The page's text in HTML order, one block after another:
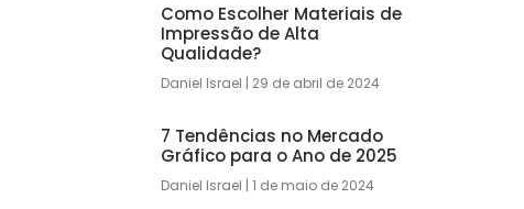
Como Escolher Materiais de
Impressão de Alta
Qualidade?
Daniel Israel 29 de abril de 2024
7 Tendências no Mercado
Gráfico para o Ano de 2025
Daniel Israel 1 de maio de 2024